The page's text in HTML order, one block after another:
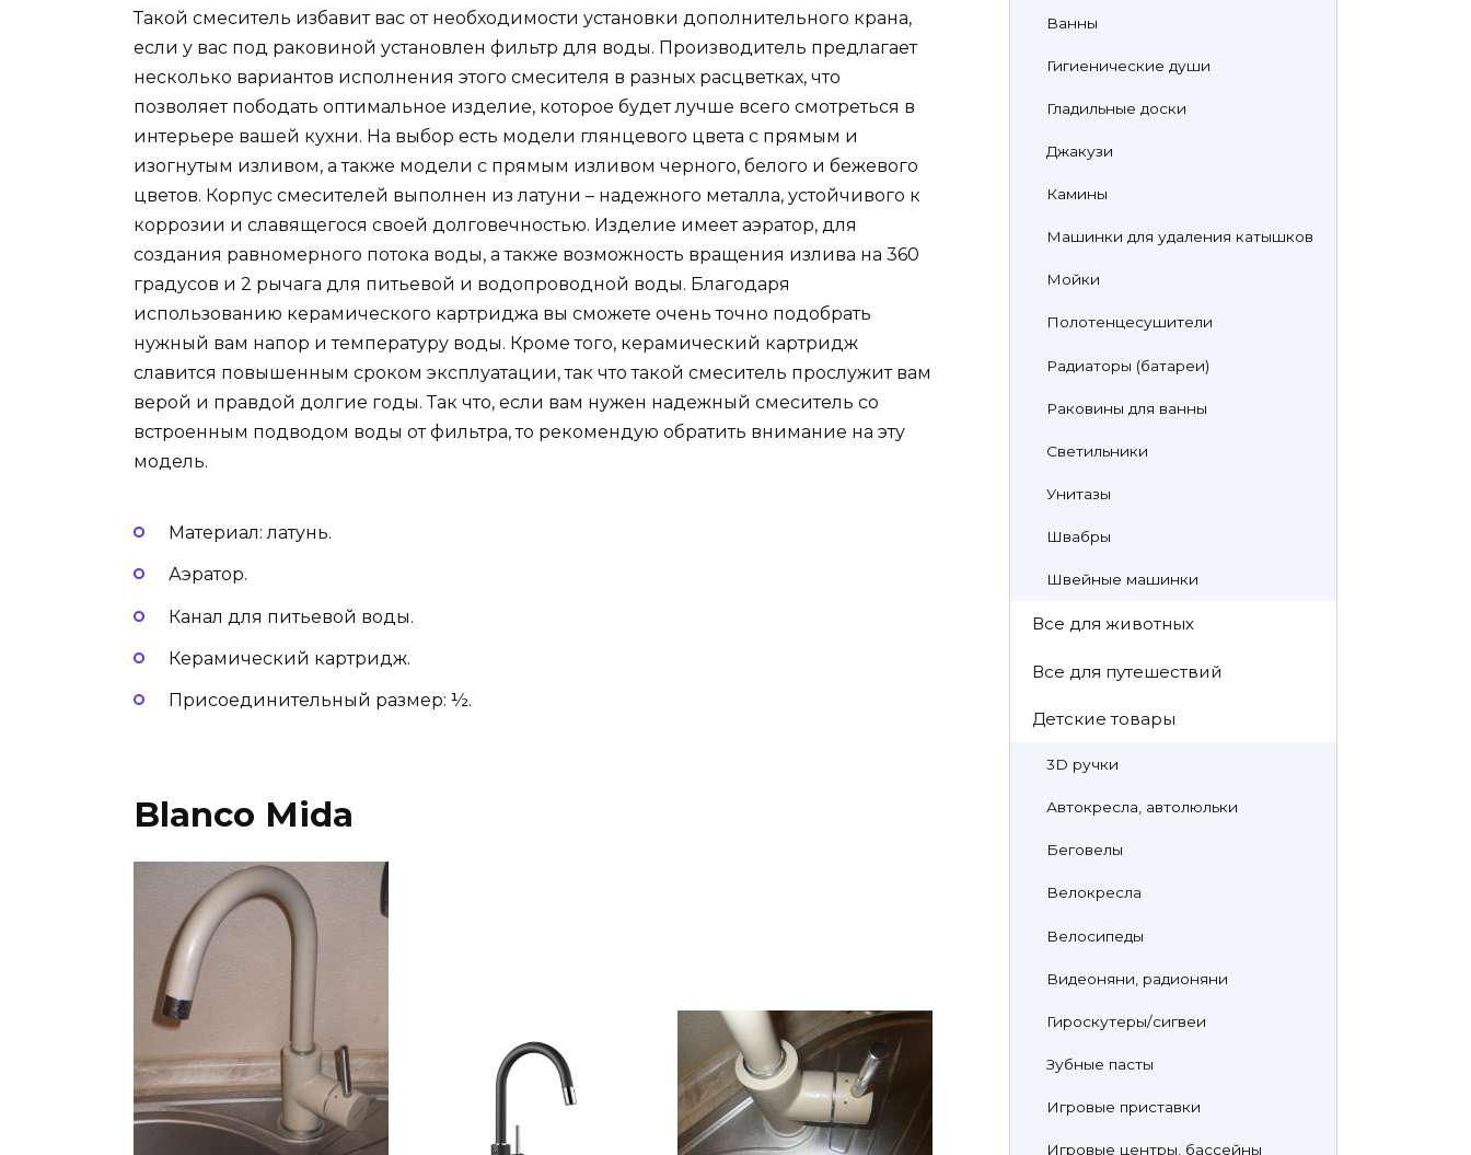
Такой смеситель избавит вас от необходимости установки дополнительного крана,
если у вас под раковиной установлен фильтр для воды. Производитель предлагает
несколько вариантов исполнения этого смесителя в разных расцветках, что
позволяет пободать оптимальное изделие, которое будет лучше всего смотреться в
интерьере вашей кухни. На выбор есть модели глянцевого цвета с прямым и
изогнутым изливом, а также модели с прямым изливом черного, белого и бежевого
цветов. Корпус смесителей выполнен из латуни – надежного металла, устойчивого к
коррозии и славящегося своей долговечностью. Изделие имеет аэратор, для
создания равномерного потока воды, а также возможность вращения излива на 360
градусов и 2 рычага для питьевой и водопроводной воды. Благодаря
использованию керамического картриджа вы сможете очень точно подобрать
нужный вам напор и температуру воды. Кроме того, керамический картридж
славится повышенным сроком эксплуатации, так что такой смеситель прослужит вам
верой и правдой долгие годы. Так что, если вам нужен надежный смеситель со
встроенным подводом воды от фильтра, то рекомендую обратить внимание на эту
модель.
Материал: латунь.
Аэратор.
Канал для питьевой воды.
Керамический картридж.
Присоединительный размер: ½.
Blanco Mida
Ванны
Гигиенические души
Гладильные доски
Джакузи
Камины
Машинки для удаления катышков
Мойки
Полотенцесушители
Радиаторы (батареи)
Раковины для ванны
Светильники
Унитазы
Швабры
Швейные машинки
Все для животных
Все для путешествий
Детские товары
3D ручки
Автокресла, автолюльки
Беговелы
Велокресла
Велосипеды
Видеоняни, радионяни
Гироскутеры/сигвеи
Зубные пасты
Игровые приставки
Игровые центры, бассейны